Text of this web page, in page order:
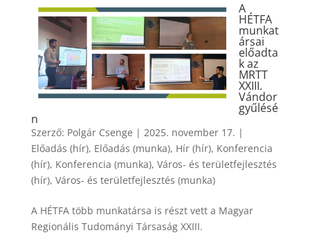
A
HÉTFA
munkat
ársai
előadta
k az
MRTT
XXIII.
Vándor
gyűlésé
n
Szerző: Polgár Csenge | 2025. november 17. |
Előadás (hír), Előadás (munka), Hír (hír), Konferencia
(hír), Konferencia (munka), Város- és területfejlesztés
(hír), Város- és területfejlesztés (munka)
A HÉTFA több munkatársa is részt vett a Magyar
Regionális Tudományi Társaság XXIII.